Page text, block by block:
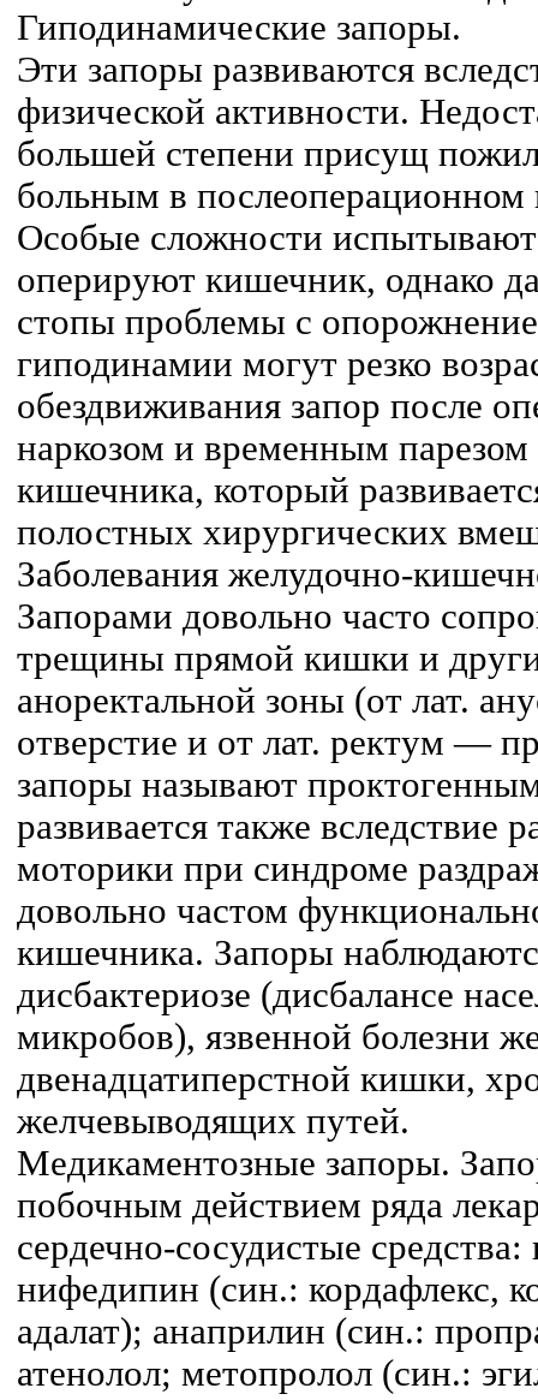
Гиподинамические запоры.
Эти запоры развиваются
физической активности.
большей степени присущ
больным в послеоперационном
Особые сложности
оперируют кишечник, однако
стопы проблемы с
гиподинамии могут резко
обездвиживания запор после
наркозом и временным
кишечника, который
полостных хирургических
Заболевания желудочно-
Запорами довольно часто
трещины прямой кишки и
аноректальной зоны (от лат.
отверстие и от лат. ректум —
запоры называют
развивается также вследствие
моторики при синдроме
довольно частом
кишечника. Запоры
дисбактериозе (дисбалансе
микробов), язвенной болезни
двенадцатиперстной кишки,
желчевыводящих путей.
Медикаментозные запоры.
побочным действием ряда
сердечно-сосудистые
нифедипин (син.: кордафлекс,
адалат); анаприлин (син.:
атенолол; метопролол (син.: